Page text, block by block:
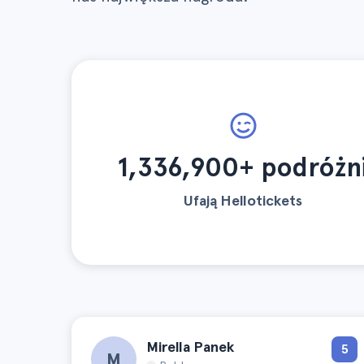
1,336,900+
Ufają Hellotickets
M
Mirella Panek 5